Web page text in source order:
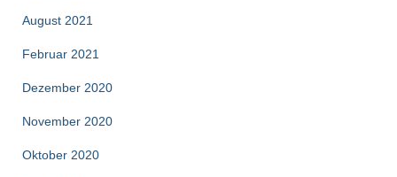
August 2021
Februar 2021
Dezember 2020
November 2020
Oktober 2020